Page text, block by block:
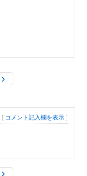
[ コメント記入欄を表示 ]